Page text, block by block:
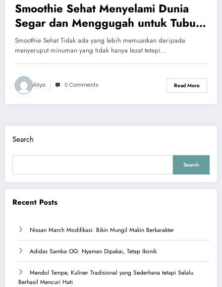
Smoothie Sehat Menyelami Dunia
Segar dan Menggugah untuk Tubuh
dan Jiwa
Smoothie Sehat Tidak ada yang lebih memuaskan daripada
menyeruput minuman yang tidak hanya lezat tetapi…
Aliya 0 Comments Read More
Search
Search
Recent Posts
Nissan March Modifikasi: Bikin Mungil Makin Berkarakter
Adidas Samba OG: Nyaman Dipakai, Tetap Ikonik
Mendol Tempe, Kuliner Tradisional yang Sederhana tetapi Selalu
Berhasil Mencuri Hati